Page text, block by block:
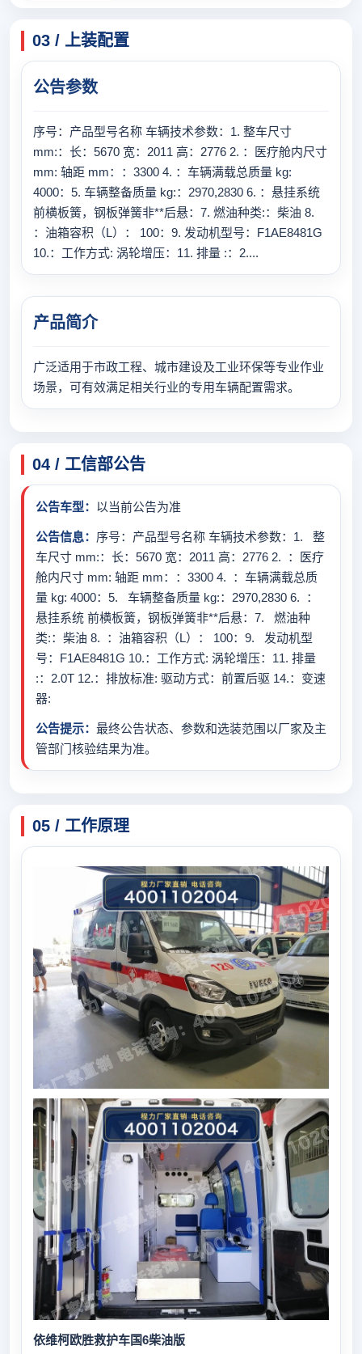
03 / 上装配置
公告参数
序号：产品型号名称 车辆技术参数：1. 整车尺寸
mm:：长：5670 宽：2011 高：2776 2. ：医疗舱内尺寸
mm: 轴距 mm：：3300 4. ：车辆满载总质量 kg:
4000：5. 车辆整备质量 kg:：2970,2830 6. ：悬挂系统
前横板簧，钢板弹簧非**后悬：7. 燃油种类:：柴油 8.
：油箱容积（L）： 100：9. 发动机型号：F1AE8481G
10.：工作方式: 涡轮增压：11. 排量 :：2....
产品简介
广泛适用于市政工程、城市建设及工业环保等专业作业
场景，可有效满足相关行业的专用车辆配置需求。
04 / 工信部公告
公告车型： 以当前公告为准
公告信息： 序号：产品型号名称 车辆技术参数：1. 整
车尺寸 mm:：长：5670 宽：2011 高：2776 2. ：医疗
舱内尺寸 mm: 轴距 mm：：3300 4. ：车辆满载总质
量 kg: 4000：5. 车辆整备质量 kg:：2970,2830 6. ：
悬挂系统 前横板簧，钢板弹簧非**后悬：7. 燃油种
类:：柴油 8. ：油箱容积（L）： 100：9. 发动机型
号：F1AE8481G 10.：工作方式: 涡轮增压：11. 排量
:：2.0T 12.：排放标准: 驱动方式：前置后驱 14.：变速
器:
公告提示： 最终公告状态、参数和选装范围以厂家及主
管部门核验结果为准。
05 / 工作原理
依维柯欧胜救护车国6柴油版